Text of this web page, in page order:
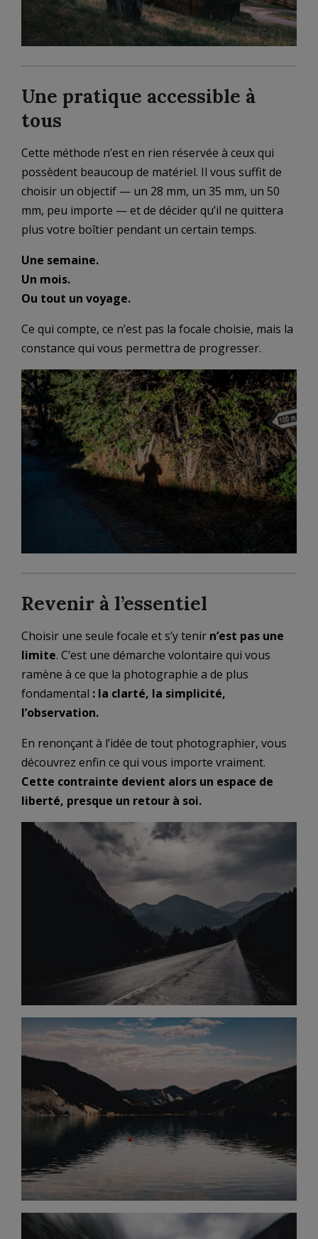
Une pratique accessible à
tous
Cette méthode n’est en rien réservée à ceux qui
possèdent beaucoup de matériel. Il vous suffit de
choisir un objectif — un 28 mm, un 35 mm, un 50
mm, peu importe — et de décider qu’il ne quittera
plus votre boîtier pendant un certain temps.
Une semaine.
Un mois.
Ou tout un voyage.
Ce qui compte, ce n’est pas la focale choisie, mais la
constance qui vous permettra de progresser.
Revenir à l’essentiel
Choisir une seule focale et s’y tenir n’est pas une
limite. C’est une démarche volontaire qui vous
ramène à ce que la photographie a de plus
fondamental : la clarté, la simplicité,
l’observation.
En renonçant à l’idée de tout photographier, vous
découvrez enfin ce qui vous importe vraiment.
Cette contrainte devient alors un espace de
liberté, presque un retour à soi.